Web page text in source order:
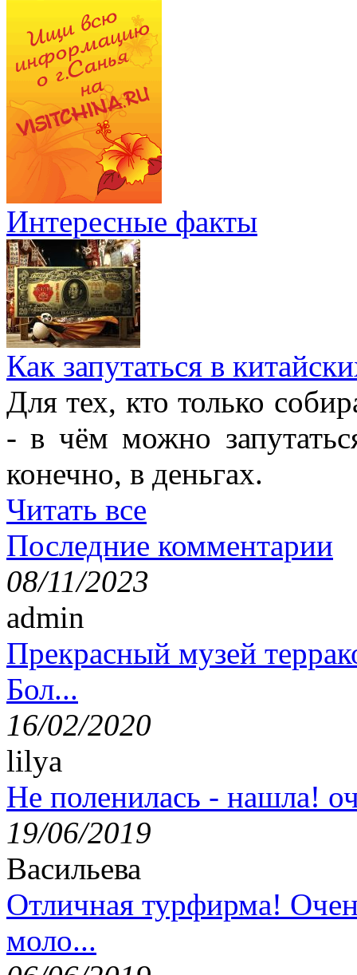
Интересные факты
Как запутаться в
Для тех, кто только
- в чём можно
конечно, в деньгах.
Читать все
Последние комментарии
08/11/2023
admin
Прекрасный музей
Бол...
16/02/2020
lilya
Не поленилась - нашла!
19/06/2019
Васильева
Отличная турфирма!
моло...